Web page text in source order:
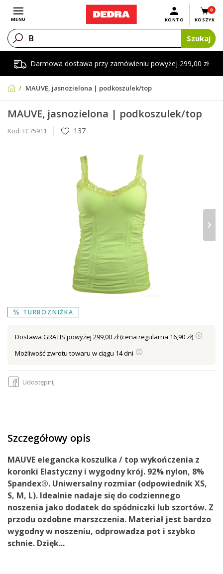
Darmowa dostawa przy zamówieniu powyżej 299,00 zł
Otwórz menu
MENU
0
KOSZYK
KONTO
Szukaj
MAUVE, jasnozielona | podkoszulek/top
MAUVE, jasnozielona | podkoszulek/top
Kod: FC75911 137
›
TURBOZNIŻKA
Dostawa GRATIS powyżej 299,00 zł(cena regularna 16,90 zł)
Możliwość zwrotu towaru w ciągu 14 dni
Udostępnij
Szczegółowy opis
MAUVE elegancka koszulka / top wykończenia z
koronki Elastyczny i wygodny krój. 92% nylon, 8%
Spandex®. Uniwersalny rozmiar (odpowiednik XS,
S, M, L). Idealnie nadaje się do codziennego
noszenia jako dodatek do spódniczki lub szortów. Z
przodu ozdobne marszczenia. Materiał jest bardzo
wygodny w noszeniu, odprowadza pot i szybko
schnie. Dzięk...